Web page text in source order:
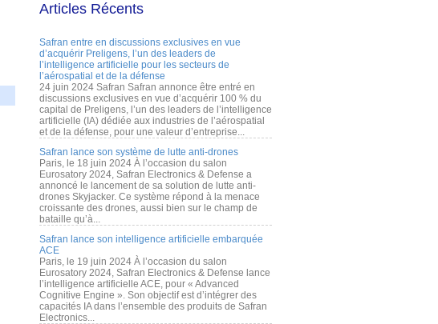
Articles Récents
Safran entre en discussions exclusives en vue
d’acquérir Preligens, l’un des leaders de
l’intelligence artificielle pour les secteurs de
l’aérospatial et de la défense
24 juin 2024 Safran Safran annonce être entré en
discussions exclusives en vue d’acquérir 100 % du
capital de Preligens, l’un des leaders de l’intelligence
artificielle (IA) dédiée aux industries de l’aérospatial
et de la défense, pour une valeur d’entreprise...
Safran lance son système de lutte anti-drones
Paris, le 18 juin 2024 À l’occasion du salon
Eurosatory 2024, Safran Electronics & Defense a
annoncé le lancement de sa solution de lutte anti-
drones Skyjacker. Ce système répond à la menace
croissante des drones, aussi bien sur le champ de
bataille qu’à...
Safran lance son intelligence artificielle embarquée
ACE
Paris, le 19 juin 2024 À l’occasion du salon
Eurosatory 2024, Safran Electronics & Defense lance
l’intelligence artificielle ACE, pour « Advanced
Cognitive Engine ». Son objectif est d’intégrer des
capacités IA dans l’ensemble des produits de Safran
Electronics...